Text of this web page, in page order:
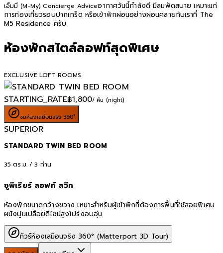
เอ็มมี่ (M-My) Concierge Adviceอากาศวันนี้กำลังดี มีลมพัดสบาย เหมาะแก่
การท่องเที่ยวรอบปากเกร็ด หรือเข้าพักผ่อนอย่างผ่อนคลายกับเราที่ The
M5 Residence ครับ
ห้องพักสไตล์ลอฟท์สุดพิเศษ
EXCLUSIVE LOFT ROOMS
STARTING_RATE฿1,800/ คืน (night)
ชมห้องเสมือนจริง 360°
SUPERIOR
STANDARD TWIN BED ROOM
35 ตร.ม. /3 ท่าน
ซูพีเรียร์ ลอฟท์ สวีท
ห้องพักขนาดกว้างขวาง เหมาะสำหรับผู้เข้าพักที่ต้องการพื้นที่ใช้สอยพิเศษ
ผนังปูนเปลือยดีไซน์สูงโปร่งอบอุ่น
ทัวร์ห้องเสมือนจริง 360° (Matterport 3D Tour)